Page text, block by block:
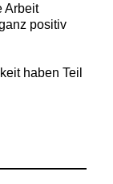
Arbeit
positiv
haben Teil